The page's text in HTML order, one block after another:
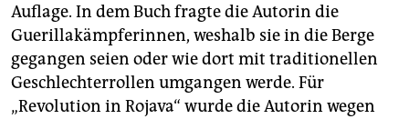
Auflage. In dem Buch fragte die Autorin die
Guerillakämpferinnen, weshalb sie in die Berge
gegangen seien oder wie dort mit traditionellen
Geschlechterrollen umgangen werde. Für
„Revolution in Rojava“ wurde die Autorin wegen